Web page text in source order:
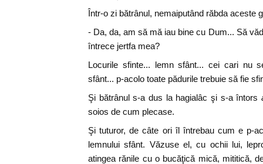
Într-o zi bătrânul, nemaiputând răbda aceste
- Da, da, am să mă iau bine cu Dum... Să
întrece jertfa mea?
Locurile sfinte... lemn sfânt... cei cari nu
sfânt... p-acolo toate pădurile trebuie să fie
Şi bătrânul s-a dus la hagialâc şi s-a întors
soios de cum plecase.
Şi tuturor, de câte ori îl întrebau cum e p-
lemnului sfânt. Văzuse el, cu ochii lui,
atingea rănile cu o bucăţică mică, mititică,